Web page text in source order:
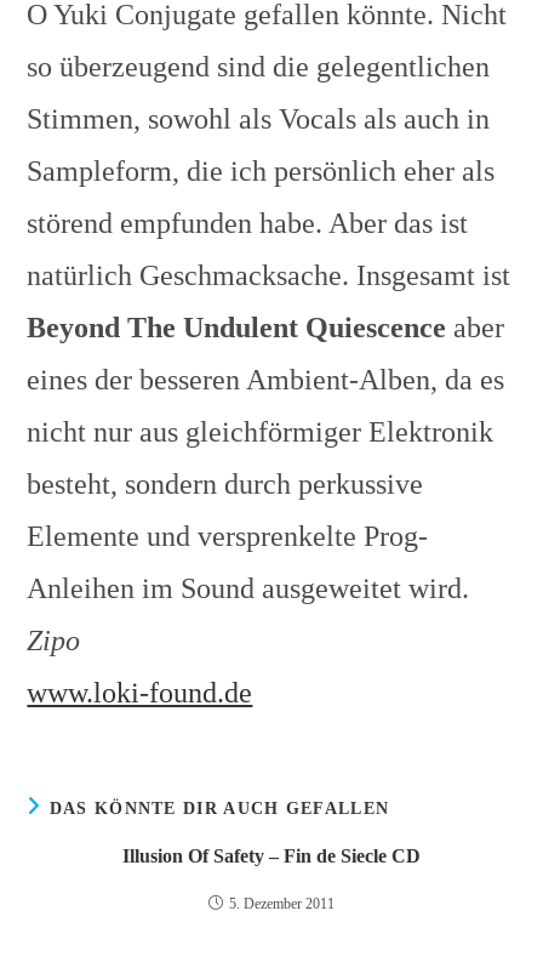
O Yuki Conjugate gefallen könnte. Nicht
so überzeugend sind die gelegentlichen
Stimmen, sowohl als Vocals als auch in
Sampleform, die ich persönlich eher als
störend empfunden habe. Aber das ist
natürlich Geschmacksache. Insgesamt ist
Beyond The Undulent Quiescence aber
eines der besseren Ambient-Alben, da es
nicht nur aus gleichförmiger Elektronik
besteht, sondern durch perkussive
Elemente und versprenkelte Prog-
Anleihen im Sound ausgeweitet wird.
Zipo
www.loki-found.de
DAS KÖNNTE DIR AUCH GEFALLEN
Illusion Of Safety – Fin de Siecle CD
5. Dezember 2011